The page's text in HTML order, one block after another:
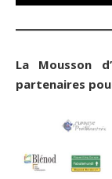
La Mousson
partenaires